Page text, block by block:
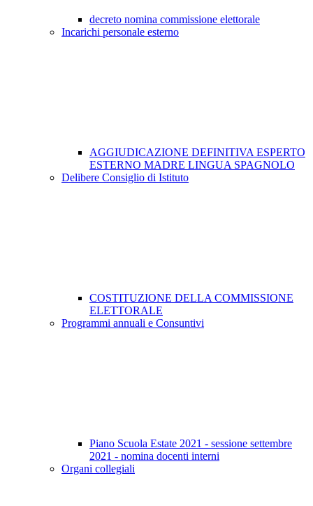
decreto nomina commissione elettorale
Incarichi personale esterno
AGGIUDICAZIONE DEFINITIVA ESPERTO
ESTERNO MADRE LINGUA SPAGNOLO
Delibere Consiglio di Istituto
COSTITUZIONE DELLA COMMISSIONE
ELETTORALE
Programmi annuali e Consuntivi
Piano Scuola Estate 2021 - sessione settembre
2021 - nomina docenti interni
Organi collegiali